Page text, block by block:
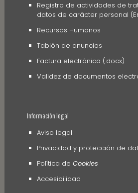
Registro de actividades de
datos de carácter personal
Recursos Humanos
Tablón de anuncios
Factura electrónica (.docx)
Validez de documentos
Información legal
Aviso legal
Privacidad y protección de
Política de Cookies
Accesibilidad